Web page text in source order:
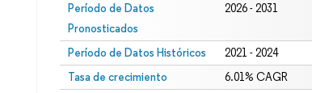
Período de Datos
Pronosticados
2026 - 2031
Período de Datos Históricos 2021 - 2024
Tasa de crecimiento 6.01% CAGR